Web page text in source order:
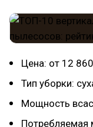
Цена: от 12
Тип уборки:
Мощность
Потребляемая